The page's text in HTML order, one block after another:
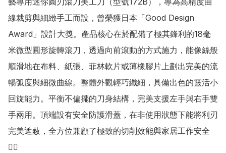
線裁剪與細緻手工而設，曾榮獲日本「Good Design
Award」設計大獎。產品核心在於配備了極其鋒利的18毫
米微型圓形旋轉滾刀，透過向前滾動的方式施力，能像絲般
順滑地在布料、紙張、菲林軟片或薄橡膠片上劃出完美的流
暢弧度與細微曲線。整體外觀輕巧纖細，具備出色的靈活小
回旋能力。平衡不偏擺的刀身結構，完美支援左手與右手雙
手兩用。頂端設有安全防護滑蓋，在非使用狀態下能將利刃
完美遮蔽，全方位兼顧了極致的切削效能與家居工作安全
👍🏻